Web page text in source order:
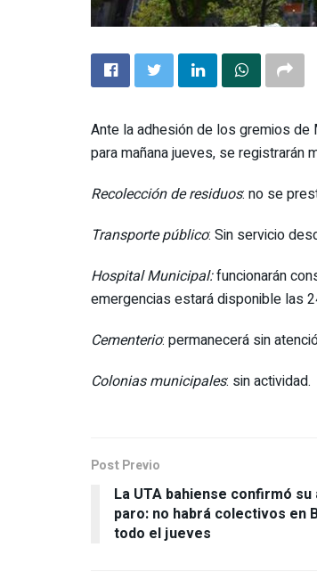
Ante la adhesión de los gremios de
para mañana jueves, se registrarán
Recolección de residuos: no se
Transporte público: Sin servicio
Hospital Municipal:funcionarán
emergencias estará disponible las
Cementerio: permanecerá sin
Colonias municipales: sin actividad.
Post Previo
La UTA bahiense confirmó su
paro: no habrá colectivos en
todo el jueves